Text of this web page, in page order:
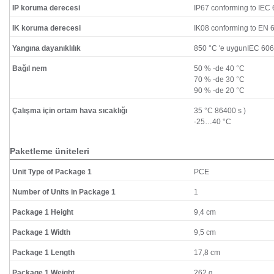
IP koruma derecesi IP67 conforming to IEC
IK koruma derecesi IK08 conforming to EN
Yangına dayanıklılık 850 °C 'e uygunIEC
Bağıl nem
50 % -de 40 °C
70 % -de 30 °C
90 % -de 20 °C
Çalışma için ortam hava sıcaklığı
35 °C 86400 s )
-25…40 °C
Paketleme üniteleri
Unit Type of Package 1 PCE
Number of Units in Package 1 1
Package 1 Height 9,4 cm
Package 1 Width 9,5 cm
Package 1 Length 17,8 cm